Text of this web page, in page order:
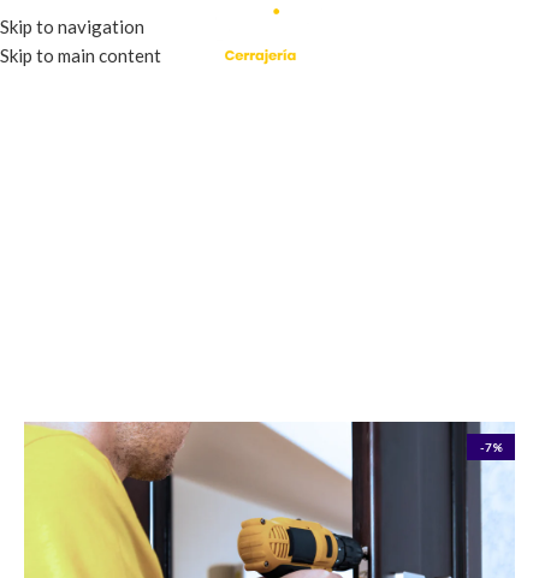
Skip to navigation
Skip to main content
-7%